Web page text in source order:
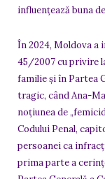
influențează buna
În 2024, Moldova a
45/2007 cu privire
familie și în Partea
tragic, când Ana-
noțiunea de
Codului Penal,
persoanei ca
prima parte a